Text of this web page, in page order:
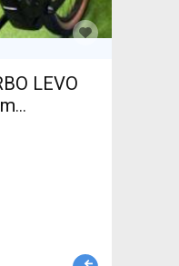
LEVO
Bike
Brose